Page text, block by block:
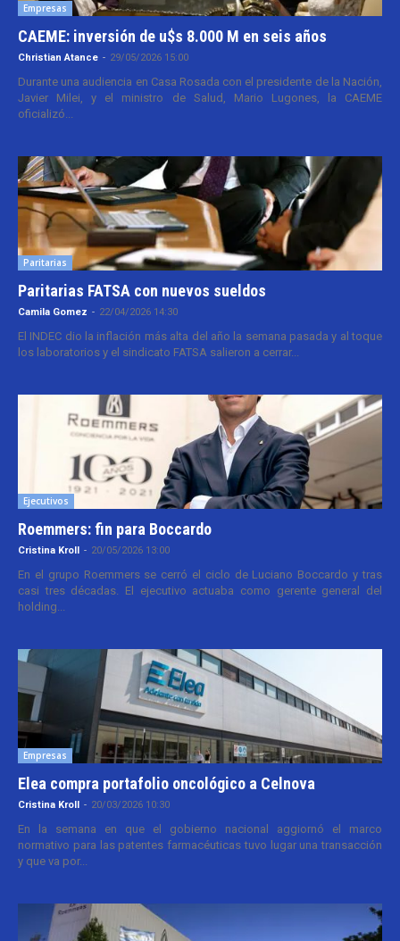
Empresas
CAEME: inversión de u$s 8.000 M en seis años
Christian Atance - 29/05/2026 15:00
Durante una audiencia en Casa Rosada con el presidente de la Nación,
Javier Milei, y el ministro de Salud, Mario Lugones, la CAEME
oficializó...
Paritarias
Paritarias FATSA con nuevos sueldos
Camila Gomez - 22/04/2026 14:30
El INDEC dio la inflación más alta del año la semana pasada y al toque
los laboratorios y el sindicato FATSA salieron a cerrar...
Ejecutivos
Roemmers: fin para Boccardo
Cristina Kroll - 20/05/2026 13:00
En el grupo Roemmers se cerró el ciclo de Luciano Boccardo y tras
casi tres décadas. El ejecutivo actuaba como gerente general del
holding...
Empresas
Elea compra portafolio oncológico a Celnova
Cristina Kroll - 20/03/2026 10:30
En la semana en que el gobierno nacional aggiornó el marco
normativo para las patentes farmacéuticas tuvo lugar una transacción
y que va por...